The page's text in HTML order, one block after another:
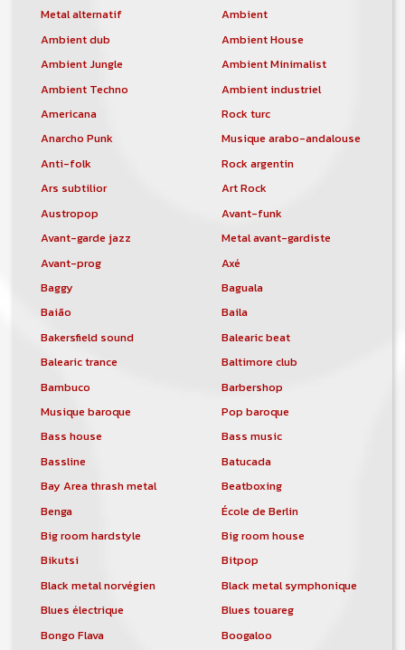
Metal alternatif
Ambient
Ambient dub
Ambient House
Ambient Jungle
Ambient Minimalist
Ambient Techno
Ambient industriel
Americana
Rock turc
Anarcho Punk
Musique arabo-andalouse
Anti-folk
Rock argentin
Ars subtilior
Art Rock
Austropop
Avant-funk
Avant-garde jazz
Metal avant-gardiste
Avant-prog
Axé
Baggy
Baguala
Baião
Baila
Bakersfield sound
Balearic beat
Balearic trance
Baltimore club
Bambuco
Barbershop
Musique baroque
Pop baroque
Bass house
Bass music
Bassline
Batucada
Bay Area thrash metal
Beatboxing
Benga
École de Berlin
Big room hardstyle
Big room house
Bikutsi
Bitpop
Black metal norvégien
Black metal symphonique
Blues électrique
Blues touareg
Bongo Flava
Boogaloo